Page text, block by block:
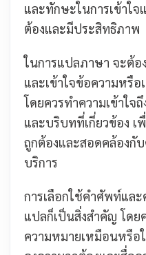
และทักษะในการเข้าใ
ต้องและมีประสิทธิภาพ
ในการแปลภาษา จะต้อ
และเข้าใจข้อความหรื
โดยควรทำความเข้าใจ
และบริบทที่เกี่ยวข้อง เ
ถูกต้องและสอดคล้องกั
บริการ
การเลือกใช้คำศัพท์แล
แปลก็เป็นสิ่งสำคัญ โด
ความหมายเหมือนหรือ